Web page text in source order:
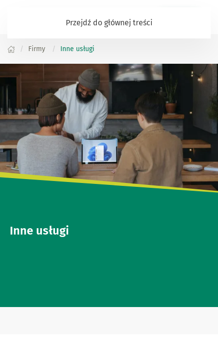
Przejdź do głównej treści
Firmy Inne usługi
Inne usługi